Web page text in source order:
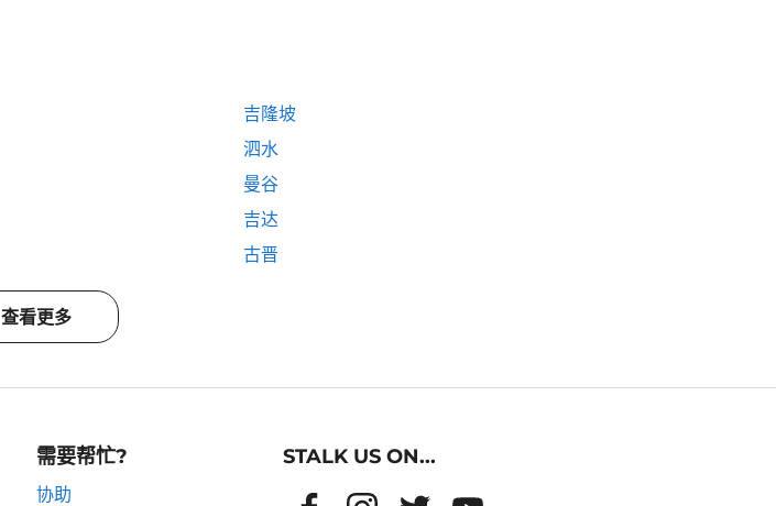
吉隆坡
泗水
曼谷
吉达
古晋
查看更多
需要帮忙?
协助
STALK US ON...